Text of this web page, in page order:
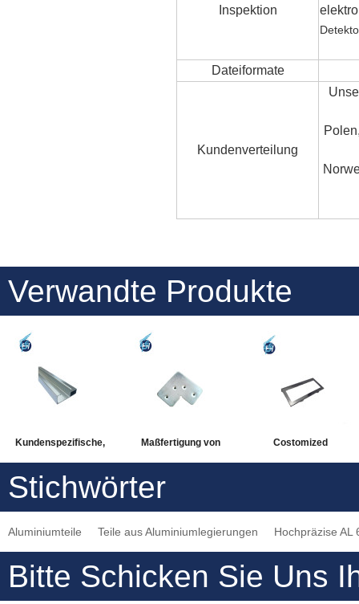
Inspektion
Dateiformate
Kundenverteilung
Verwandte Produkte
Kundenspezifische,
verbreitete Drehteile
zum Drehen von
Blechen
Maßfertigung von
die Blechbearbeitung
Costomized
Ausrüstungsteile
heißer Verkauf
hochwertige CNC-
Bearbeitungsteile
Stichwörter
Aluminiumteile Teile aus Aluminiumlegierungen Hochpräzise AL
Bitte Schicken Sie Uns